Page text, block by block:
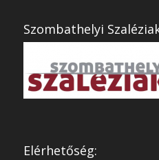
Szombathelyi
Elérhetőség: